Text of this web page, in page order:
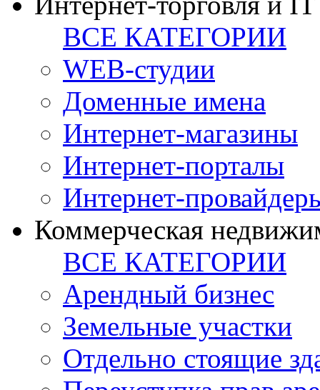
ВСЕ КАТЕГОРИИ
WEB-студии
Доменные имена
Интернет-магазины
Интернет-порталы
Интернет-
Коммерческая
ВСЕ КАТЕГОРИИ
Арендный бизнес
Земельные участки
Отдельно стоящие